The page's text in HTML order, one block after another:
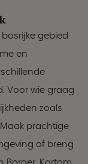
gebied
en
Voor wie graag
zoals
prachtige
of breng